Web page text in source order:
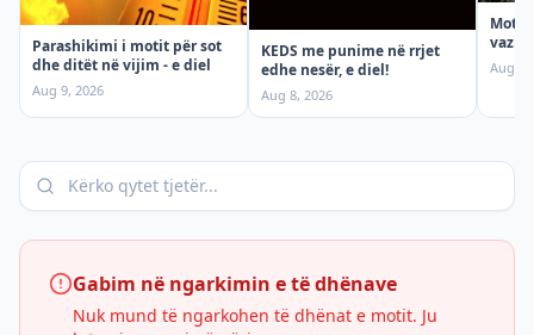
Parashikimi i motit për sot
dhe ditët në vijim - e diel
Aug 9, 2026
KEDS me punime në rrjet
edhe nesër, e diel!
Aug 8, 2026
Moti
Aug 8,
Gabim në ngarkimin e të dhënave
Nuk mund të ngarkohen të dhënat e motit. Ju